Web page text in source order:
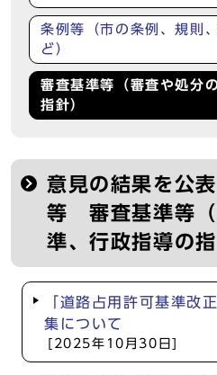
条例等（市の条例、規則
ど）
審査基準等（審査や処分
指針）
意見の結果を公
等 審査基準等（
準、行政指導の指
「道路占用許可基準改
集について
[2025年10月30日]